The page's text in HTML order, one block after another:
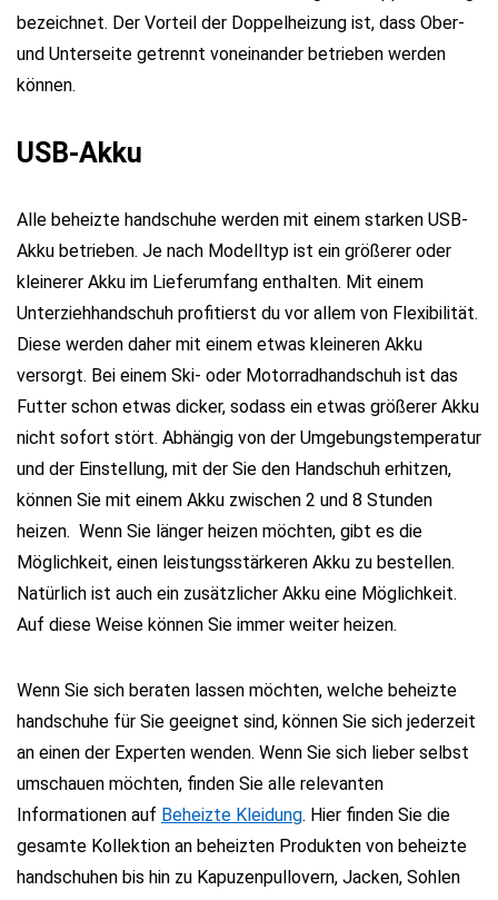
bezeichnet. Der Vorteil der Doppelheizung ist, dass Ober-
und Unterseite getrennt voneinander betrieben werden
können.
USB-Akku
Alle beheizte handschuhe werden mit einem starken USB-
Akku betrieben. Je nach Modelltyp ist ein größerer oder
kleinerer Akku im Lieferumfang enthalten. Mit einem
Unterziehhandschuh profitierst du vor allem von Flexibilität.
Diese werden daher mit einem etwas kleineren Akku
versorgt. Bei einem Ski- oder Motorradhandschuh ist das
Futter schon etwas dicker, sodass ein etwas größerer Akku
nicht sofort stört. Abhängig von der Umgebungstemperatur
und der Einstellung, mit der Sie den Handschuh erhitzen,
können Sie mit einem Akku zwischen 2 und 8 Stunden
heizen. Wenn Sie länger heizen möchten, gibt es die
Möglichkeit, einen leistungsstärkeren Akku zu bestellen.
Natürlich ist auch ein zusätzlicher Akku eine Möglichkeit.
Auf diese Weise können Sie immer weiter heizen.
Wenn Sie sich beraten lassen möchten, welche beheizte
handschuhe für Sie geeignet sind, können Sie sich jederzeit
an einen der Experten wenden. Wenn Sie sich lieber selbst
umschauen möchten, finden Sie alle relevanten
Informationen auf Beheizte Kleidung. Hier finden Sie die
gesamte Kollektion an beheizten Produkten von beheizte
handschuhen bis hin zu Kapuzenpullovern, Jacken, Sohlen